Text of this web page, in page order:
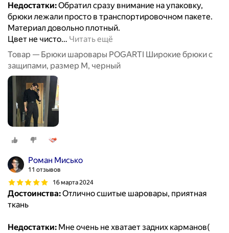
Недостатки:Обратил сразу внимание на упаковку,
брюки лежали просто в транспортировочном пакете.
Материал довольно плотный.
Цвет не чисто… Читать ещё
Товар — Брюки шаровары POGARTI Широкие брюки с
защипами, размер M, черный
Роман Мисько
11 отзывов
16 марта 2024
Достоинства:Отлично сшитые шаровары, приятная
ткань
Недостатки: Мне очень не хватает задних карманов(